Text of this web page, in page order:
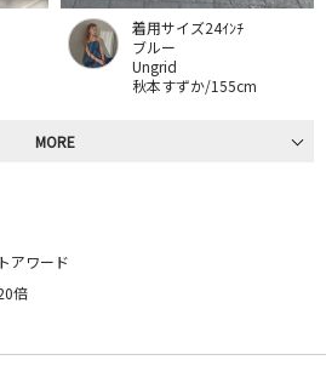
着用サイズ24ｲﾝﾁ
ブルー
Ungrid
秋本すずか/155cm
MORE